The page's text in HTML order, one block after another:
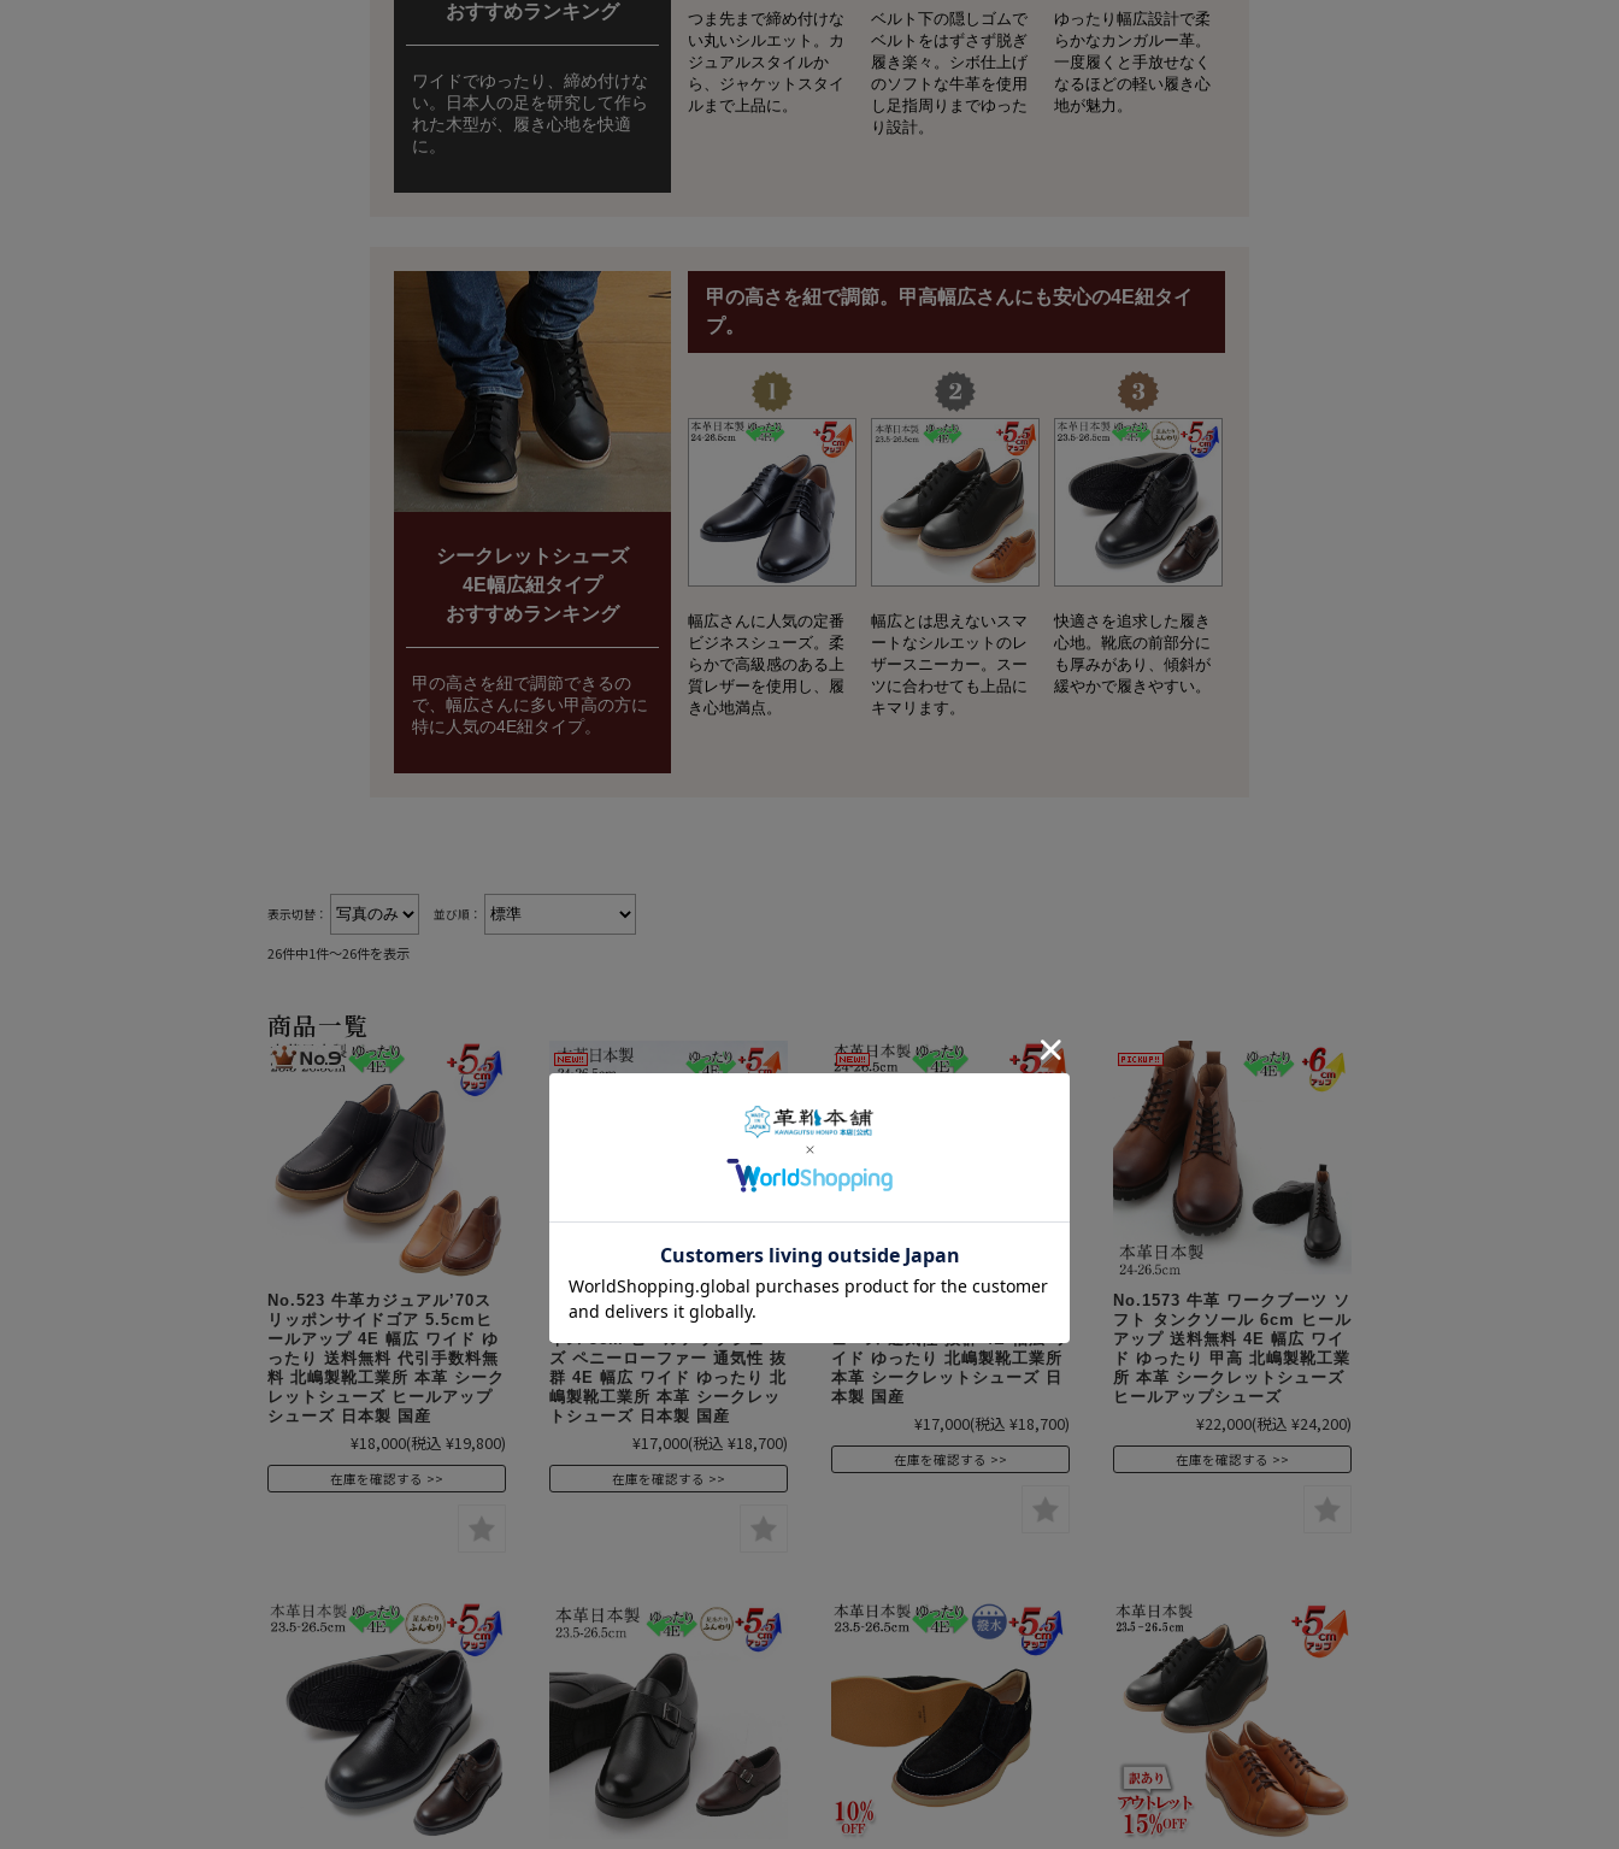
おすすめランキング
ワイドでゆったり、締め付けな
い。日本人の足を研究して作ら
れた木型が、履き心地を快適
に。
つま先まで締め付けな
い丸いシルエット。カ
ジュアルスタイルか
ら、ジャケットスタイ
ルまで上品に。
ベルト下の隠しゴムで
ベルトをはずさず脱ぎ
履き楽々。シボ仕上げ
のソフトな牛革を使用
し足指周りまでゆった
り設計。
ゆったり幅広設計で柔
らかなカンガルー革。
一度履くと手放せなく
なるほどの軽い履き心
地が魅力。
シークレットシューズ
4E幅広紐タイプ
おすすめランキング
甲の高さを紐で調節できるの
で、幅広さんに多い甲高の方に
特に人気の4E紐タイプ。
甲の高さを紐で調節。甲高幅広さんにも安心の4E紐タイ
プ。
幅広さんに人気の定番
ビジネスシューズ。柔
らかで高級感のある上
質レザーを使用し、履
き心地満点。
幅広とは思えないスマ
ートなシルエットのレ
ザースニーカー。スー
ツに合わせても上品に
キマリます。
快適さを追求した履き
心地。靴底の前部分に
も厚みがあり、傾斜が
緩やかで履きやすい。
表示切替： 並び順：
26件中1件～26件を表示
商品一覧
No.523 牛革カジュアル’70ス
リッポンサイドゴア 5.5cmヒ
ールアップ 4E 幅広 ワイド ゆ
ったり 送料無料 代引手数料無
料 北嶋製靴工業所 本革 シーク
レットシューズ ヒールアップ
シューズ 日本製 国産
¥18,000(税込 ¥19,800)
在庫を確認する
新商品 No.1695 牛革 キップ
コインローファー Uモカ ビジ
ネス 5cm ヒールアップシュー
ズ ペニーローファー 通気性 抜
群 4E 幅広 ワイド ゆったり 北
嶋製靴工業所 本革 シークレッ
トシューズ 日本製 国産
¥17,000(税込 ¥18,700)
在庫を確認する
No.1693 牛革 キップ プレーン
ューズ 通気性 抜群 4E 幅広 ワ
イド ゆったり 北嶋製靴工業所
本革 シークレットシューズ 日
本製 国産
¥17,000(税込 ¥18,700)
在庫を確認する
No.1573 牛革 ワークブーツ ソ
フト タンクソール 6cm ヒール
アップ 送料無料 4E 幅広 ワイ
ド ゆったり 甲高 北嶋製靴工業
所 本革 シークレットシューズ
ヒールアップシューズ
¥22,000(税込 ¥24,200)
在庫を確認する